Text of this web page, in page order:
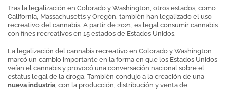
Tras la legalización en Colorado y Washington, otros estados, como
California, Massachusetts y Oregón, también han legalizado el uso
recreativo del cannabis. A partir de 2021, es legal consumir cannabis
con fines recreativos en 15 estados de Estados Unidos.
La legalización del cannabis recreativo en Colorado y Washington
marcó un cambio importante en la forma en que los Estados Unidos
veían el cannabis y provocó una conversación nacional sobre el
estatus legal de la droga. También condujo a la creación de una
nueva industria , con la producción, distribución y venta de